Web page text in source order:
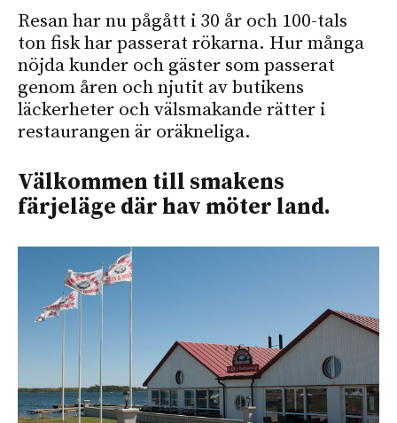
Resan har nu pågått i 30 år och 100-tals
ton fisk har passerat rökarna. Hur många
nöjda kunder och gäster som passerat
genom åren och njutit av butikens
läckerheter och välsmakande rätter i
restaurangen är oräkneliga.
Välkommen till smakens
färjeläge där hav möter land.